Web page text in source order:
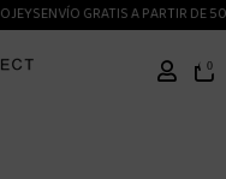
ENVÍO GRATIS A PARTIR DE
0